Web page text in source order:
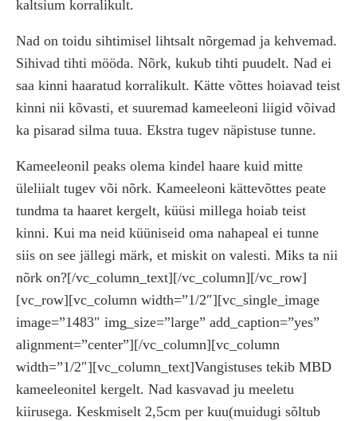
kaltsium korralikult.
Nad on toidu sihtimisel lihtsalt nõrgemad ja kehvemad.
Sihivad tihti mööda. Nõrk, kukub tihti puudelt. Nad ei
saa kinni haaratud korralikult. Kätte võttes hoiavad teist
kinni nii kõvasti, et suuremad kameeleoni liigid võivad
ka pisarad silma tuua. Ekstra tugev näpistuse tunne.
Kameeleonil peaks olema kindel haare kuid mitte
üleliialt tugev või nõrk. Kameeleoni kättevõttes peate
tundma ta haaret kergelt, küüsi millega hoiab teist
kinni. Kui ma neid küüniseid oma nahapeal ei tunne
siis on see jällegi märk, et miskit on valesti. Miks ta nii
nõrk on?[/vc_column_text][/vc_column][/vc_row]
[vc_row][vc_column width=”1/2″][vc_single_image
image=”1483″ img_size=”large” add_caption=”yes”
alignment=”center”][/vc_column][vc_column
width=”1/2″][vc_column_text]Vangistuses tekib MBD
kameeleonitel kergelt. Nad kasvavad ju meeletu
kiirusega. Keskmiselt 2,5cm per kuu(muidugi sõltub